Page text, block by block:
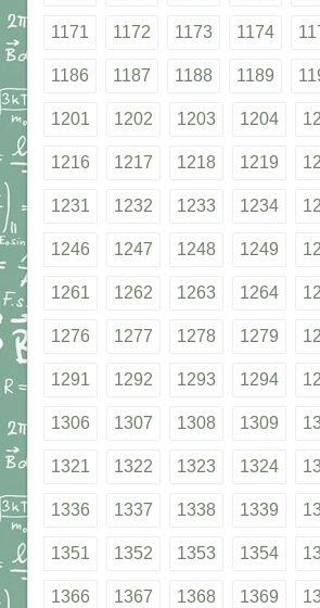
1171 1172 1173 1174
1186 1187 1188 1189
1201 1202 1203 1204
1216 1217 1218 1219
1231 1232 1233 1234
1246 1247 1248 1249
1261 1262 1263 1264
1276 1277 1278 1279
1291 1292 1293 1294
1306 1307 1308 1309
1321 1322 1323 1324
1336 1337 1338 1339
1351 1352 1353 1354
1366 1367 1368 1369